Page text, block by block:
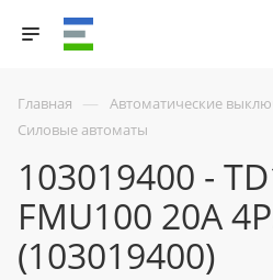
Главная — Автоматические
Силовые автоматы
103019400 -
FMU100 20A
(103019400)